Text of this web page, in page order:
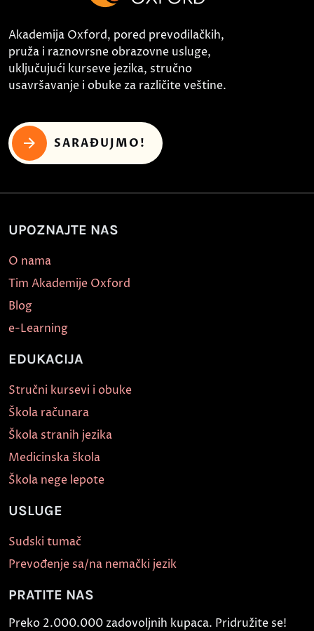
Akademija Oxford, pored prevodilačkih,
pruža i raznovrsne obrazovne usluge,
uključujući kurseve jezika, stručno
usavršavanje i obuke za različite veštine.
SARAĐUJMO!
UPOZNAJTE NAS
O nama
Tim Akademije Oxford
Blog
e-Learning
EDUKACIJA
Stručni kursevi i obuke
Škola računara
Škola stranih jezika
Medicinska škola
Škola nege lepote
USLUGE
Sudski tumač
Prevođenje sa/na nemački jezik
PRATITE NAS
Preko 2.000.000 zadovoljnih kupaca. Pridružite se!